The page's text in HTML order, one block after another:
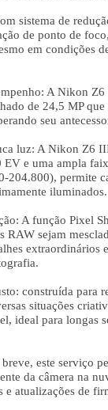
sistema de
de ponto de
em condições
A Nikon
de 24,5 MP
seu
luz: A Nikon Z6
e uma ampla
204.800), permite
iluminados.
A função Pixel
RAW sejam
extraordinários
construída para
situações
ideal para longas
este serviço
da câmera na
e atualizações de